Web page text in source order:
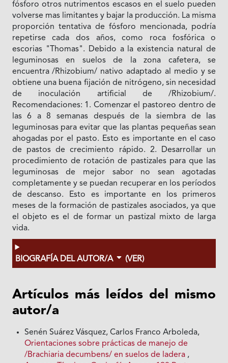
fósforo otros nutrimentos escasos en el suelo pueden
volverse mas limitantes y bajar la producción. La misma
proporción tentativa de fósforo mencionada, podría
repetirse cada dos años, como roca fosfórica o
escorias "Thomas". Debido a la existencia natural de
leguminosas en suelos de la zona cafetera, se
encuentra /Rhizobium/ nativo adaptado al medio y se
obtiene una buena fijación de nitrógeno, sin necesidad
de inoculación artificial de /Rhizobium/.
Recomendaciones: 1. Comenzar el pastoreo dentro de
las 6 a 8 semanas después de la siembra de las
leguminosas para evitar que las plantas pequeñas sean
ahogadas por el pasto. Esto es importante en el caso
de pastos de crecimiento rápido. 2. Desarrollar un
procedimiento de rotación de pastizales para que las
leguminosas de mejor sabor no sean agotadas
completamente y se puedan recuperar en los períodos
de descanso. Esto es importante en los primeros
meses de la formación de pastizales asociados, ya que
el objeto es el de formar un pastizal mixto de larga
vida.
BIOGRAFÍA DEL AUTOR/A (VER)
Artículos más leídos del mismo
autor/a
Senén Suárez Vásquez, Carlos Franco Arboleda,
Orientaciones sobre prácticas de manejo de
/Brachiaria decumbens/ en suelos de ladera ,